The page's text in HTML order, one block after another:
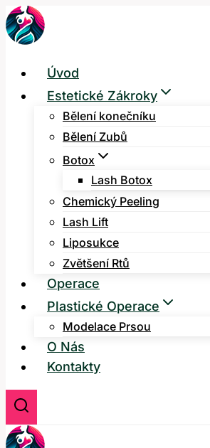
Přeskočit
na
Úvod
Estetické Zákroky
Bělení konečníku
Bělení Zubů
Botox
Lash Botox
Chemický Peeling
Lash Lift
Liposukce
Zvětšení Rtů
Operace
Plastické Operace
Modelace Prsou
O Nás
Kontakty